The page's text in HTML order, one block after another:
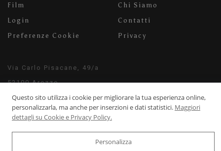
Film
Login
Preferenze Cookie
Chi Siamo
Contatti
Privacy
Via Carlo Pisacane, 49/a
52100 Arezzo
info@milaneschifilms.com
+39 3920542526
Questo sito utilizza i cookie per migliorare la tua esperienza online,
personalizzarla, ma anche per inserzioni e dati statistici. Maggiori
dettagli su Cookie e Privacy Policy.
Personalizza